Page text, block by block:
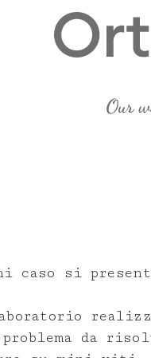
*
caso si
da